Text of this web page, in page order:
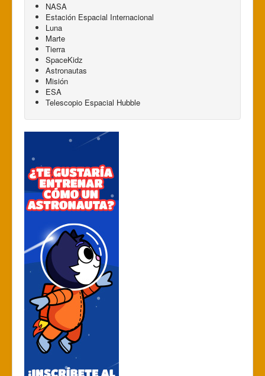
NASA
Estación Espacial Internacional
Luna
Marte
Tierra
SpaceKidz
Astronautas
Misión
ESA
Telescopio Espacial Hubble